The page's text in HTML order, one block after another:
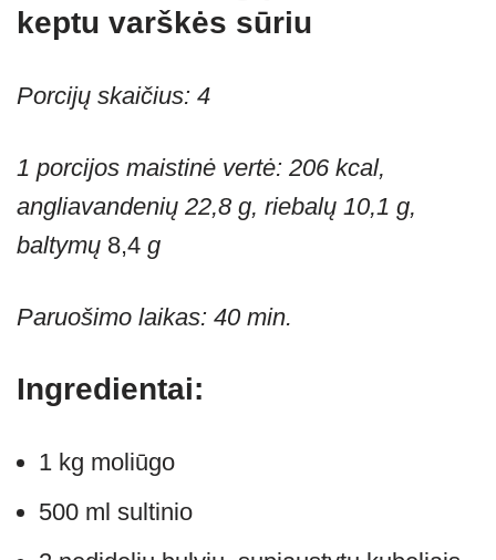
keptu varškės sūriu
Porcijų skaičius: 4
1 porcijos maistinė vertė: 206 kcal,
angliavandenių 22,8 g, riebalų 10,1 g,
baltymų 8,4 g
Paruošimo laikas: 40 min.
Ingredientai:
1 kg moliūgo
500 ml sultinio